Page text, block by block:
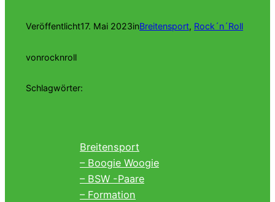
Veröffentlicht17. Mai 2023inBreitensport, Rock´n´Roll
vonrocknroll
Schlagwörter:
Breitensport
– Boogie Woogie
– BSW -Paare
– Formation